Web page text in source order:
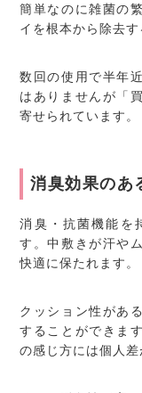
簡単なのに雑菌の
イを根本から除去す
数回の使用で半年
はありませんが「
寄せられています。
消臭効果のあ
消臭・抗菌機能を
す。中敷きが汗や
快適に保たれます。
クッション性があ
することができま
の感じ方には個人差